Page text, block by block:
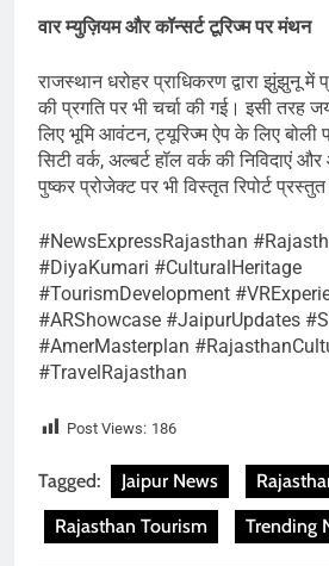
वार म्युज़ियम और कॉन्सर्ट टूरिज्म पर मंथन
राजस्थान धरोहर प्राधिकरण द्वारा झुंझुनू में
की प्रगति पर भी चर्चा की गई। इसी तरह
लिए भूमि आवंटन, ट्यूरिज्म ऐप के लिए बोली
सिटी वर्क, अल्बर्ट हॉल वर्क की निविदाएं
पुष्कर प्रोजेक्ट पर भी विस्तृत रिपोर्ट
#NewsExpressRajasthan
#DiyaKumari #CulturalHeritage
#TourismDevelopment
#ARShowcase #JaipurUpdates
#AmerMasterplan
#TravelRajasthan
Post Views: 186
Tagged: Jaipur News
Rajasthan Tourism
Trending